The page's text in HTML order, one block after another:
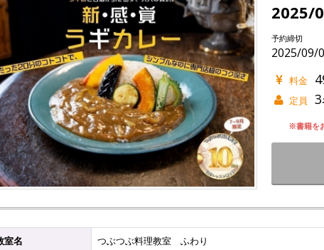
2025/
予約締切
2025/09/
料金
定員
3
※書籍を
室名 つぶつぶ料理教室 ふわり